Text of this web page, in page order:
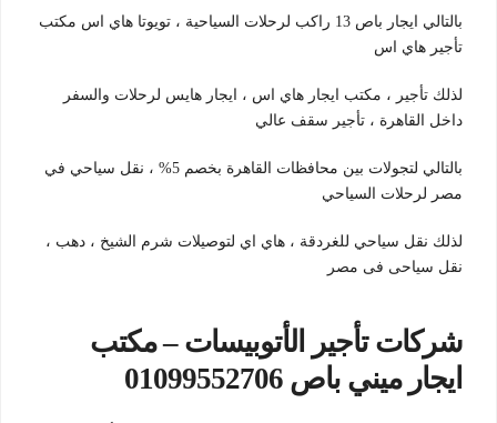
بالتالي ايجار باص 13 راكب لرحلات السياحية ، تويوتا هاي اس مكتب
تأجير هاي اس
لذلك تأجير ، مكتب ايجار هاي اس ، ايجار هايس لرحلات والسفر
داخل القاهرة ، تأجير سقف عالي
بالتالي لتجولات بين محافظات القاهرة بخصم 5% ، نقل سياحي في
مصر لرحلات السياحي
لذلك نقل سياحي للغردقة ، هاي اي لتوصيلات شرم الشيخ ، دهب ،
نقل سياحى فى مصر
شركات تأجير الأتوبيسات – مكتب
ايجار ميني باص 01099552706